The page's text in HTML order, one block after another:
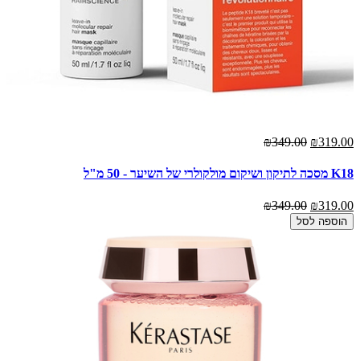
₪319.00
₪349.00
K18 מסכה לתיקון ושיקום מולקולרי של השיער - 50 מ"ל
₪319.00
₪349.00
הוספה לסל